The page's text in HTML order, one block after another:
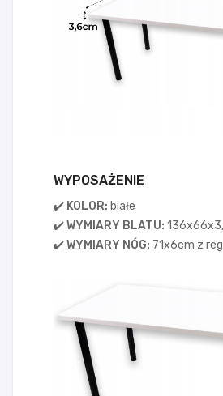
WYPOSAŻENIE
✔️ KOLOR: białe
✔️ WYMIARY BLATU:
✔️ WYMIARY NÓG: 71x6cm z